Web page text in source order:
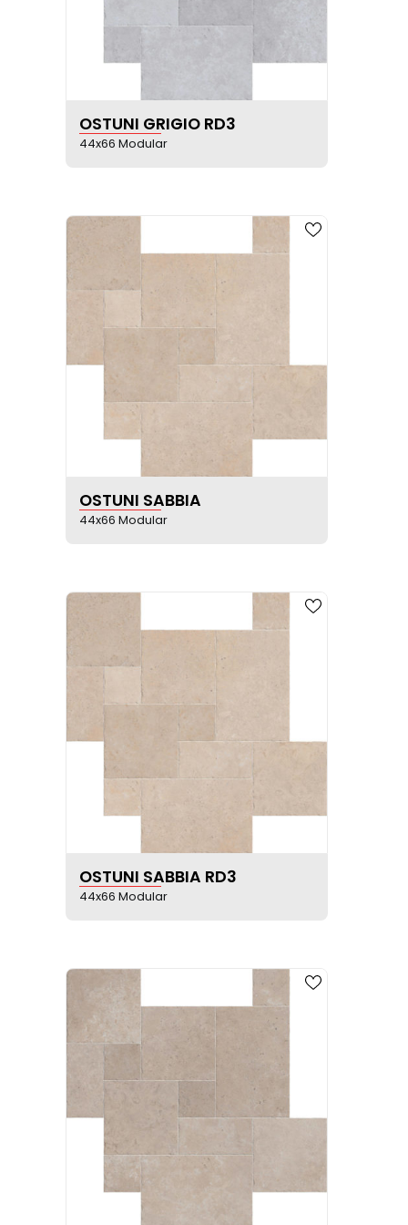
VER FICHA DEL PRODUCTO
OSTUNI GRIGIO RD3
44x66 Modular
VER FICHA DEL PRODUCTO
OSTUNI SABBIA
44x66 Modular
VER FICHA DEL PRODUCTO
OSTUNI SABBIA RD3
44x66 Modular